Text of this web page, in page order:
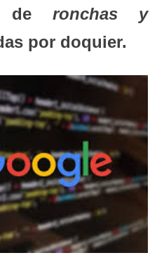
deronchas y
por doquier.